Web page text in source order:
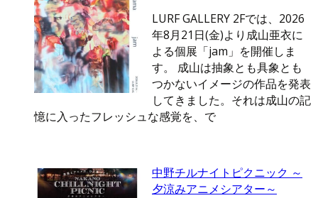
LURF GALLERY 2Fでは、2026
年8月21日(金)より成山亜衣に
よる個展「jam」を開催しま
す。 成山は抽象とも具象とも
つかないイメージの作品を発表
してきました。それは成山の記
憶に入ったフレッシュな感覚を、で
中野チルナイトピクニック ～
夕涼みアニメシアター～